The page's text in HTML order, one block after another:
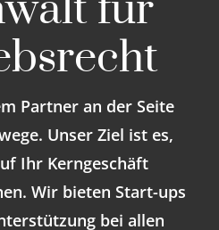
Partner an der Seite
Unser Ziel ist es,
Ihr Kerngeschäft
Wir bieten Start-ups
bei allen